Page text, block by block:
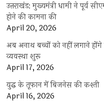
उत्तराखंड: मुख्यमंत्री धामी ने पूर्व
होने की कामना की
April 20, 2026
अब अनाथ बच्चों को नहीं लगाने
व्यवस्था शुरू
April 17, 2026
युद्ध के तूफान में बिजनेस की कश्ती
April 16, 2026